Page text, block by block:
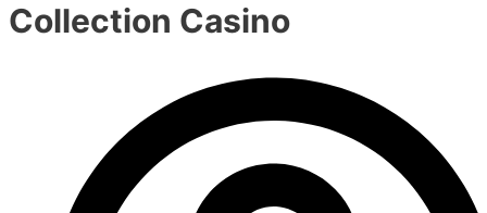
Collection Casino